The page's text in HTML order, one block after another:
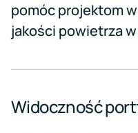
pomóc projektom
jakości powietrza
Widoczność